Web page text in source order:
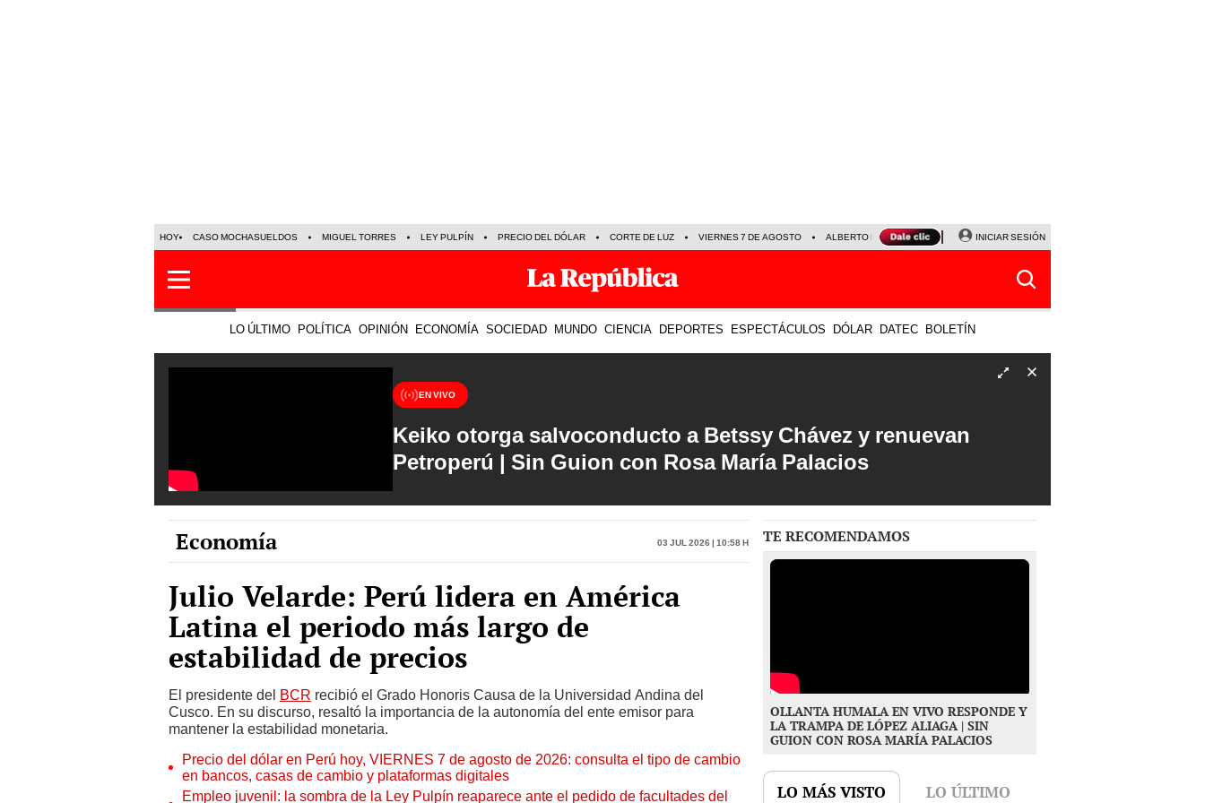
HOY CASO MOCHASUELDOS MIGUEL TORRES LEY PULPÍN PRECIO DEL DÓLAR CORTE DE LUZ VIERNES 7 DE AGOSTO ALBERTO BENAVIDES NALDY SALDAÑA
INICIAR SESIÓN
LO ÚLTIMO POLÍTICA OPINIÓN ECONOMÍA SOCIEDAD MUNDO CIENCIA DEPORTES ESPECTÁCULOS DÓLAR DATEC BOLETÍN
EN VIVO
Keiko otorga salvoconducto a Betssy Chávez y renuevan
Petroperú | Sin Guion con Rosa María Palacios
Economía 03 Jul 2026 | 10:58 h
Julio Velarde: Perú lidera en América
Latina el periodo más largo de
estabilidad de precios
El presidente del BCR recibió el Grado Honoris Causa de la Universidad Andina del
Cusco. En su discurso, resaltó la importancia de la autonomía del ente emisor para
mantener la estabilidad monetaria.
Precio del dólar en Perú hoy, VIERNES 7 de agosto de 2026: consulta el tipo de cambio
en bancos, casas de cambio y plataformas digitales
Empleo juvenil: la sombra de la Ley Pulpín reaparece ante el pedido de facultades del
TE RECOMENDAMOS
OLLANTA HUMALA EN VIVO RESPONDE Y
LA TRAMPA DE LÓPEZ ALIAGA | SIN
GUION CON ROSA MARÍA PALACIOS
LO MÁS VISTO LO ÚLTIMO